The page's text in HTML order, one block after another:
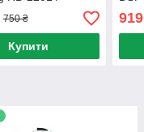
/
для кухні
750 ₴
Купити
919